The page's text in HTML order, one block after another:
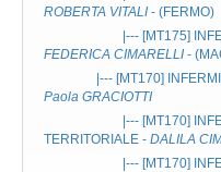
ROBERTA VITALI - (FERMO)
|--- [MT175]
FEDERICA CIMARELLI -
|--- [MT170]
Paola GRACIOTTI
|--- [MT170]
TERRITORIALE - DALILA
|--- [MT170]